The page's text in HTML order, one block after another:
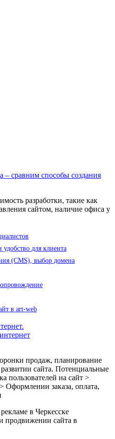
– сравним способы создания
разработки, такие как
сайтом, наличие офиса у
для клиента
(CMS), выбор домена
в art-web
продаж, планирование
сайта. Потенциальные
пользователей на сайт >
Оформлении заказа, оплата,